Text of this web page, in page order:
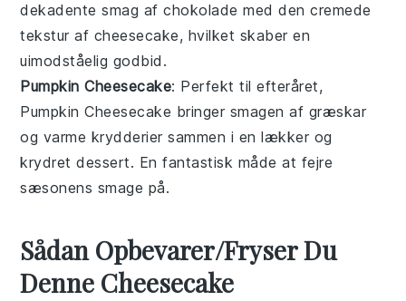
dekadente smag afchokolade med den cremede
tekstur af cheesecake, hvilket skaber en
uimodståelig godbid.
Pumpkin Cheesecake: Perfekt til efteråret,
Pumpkin Cheesecake bringer smagen af græskar
og varme krydderier sammen i en lækker og
krydretdessert. En fantastisk måde at fejre
sæsonens smage på.
Sådan Opbevarer/Fryser Du
Denne Cheesecake